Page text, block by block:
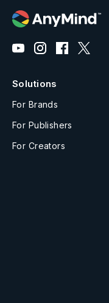
Solutions
For Brands
For Publishers
For Creators